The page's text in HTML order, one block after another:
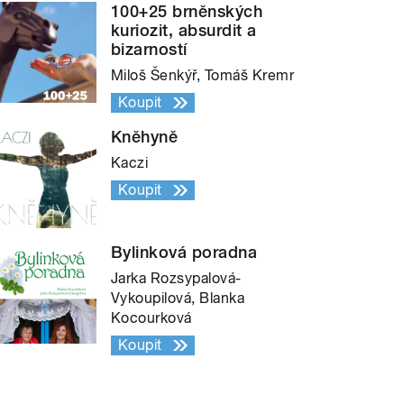
100+25 brněnských
kuriozit, absurdit a
bizarností
Miloš Šenkýř, Tomáš Kremr
Koupit
Kněhyně
Kaczi
Koupit
Bylinková poradna
Jarka Rozsypalová-
Vykoupilová, Blanka
Kocourková
Koupit